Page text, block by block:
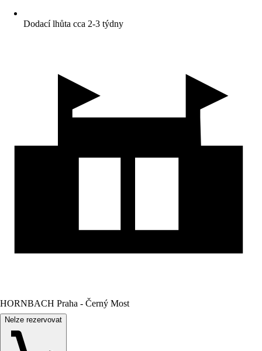
Dodací lhůta cca 2-3 týdny
HORNBACH Praha - Černý Most
Nelze rezervovat